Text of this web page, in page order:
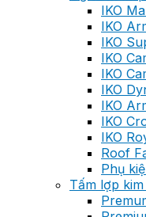
IKO
IKO
IKO
IKO
IKO
IKO
IKO
IKO
IKO
Roof
Phụ
Tấm lợp